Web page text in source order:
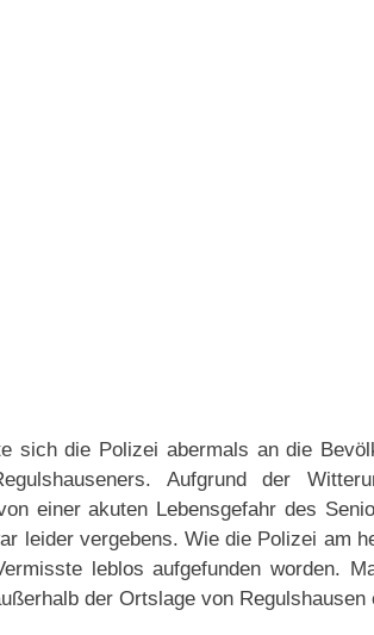
sich die Polizei abermals an die
Aufgrund der
einer akuten Lebensgefahr des
leider vergebens. Wie die Polizei am
leblos aufgefunden worden.
der Ortslage von Regulshausen